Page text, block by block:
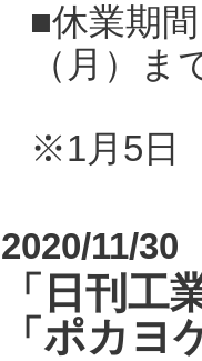
■休業期
（月）ま
※1月5日
2020/11/30
「日刊工
「ポカヨ